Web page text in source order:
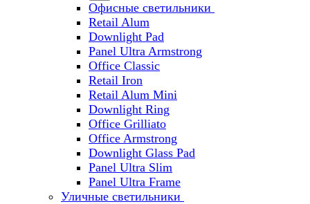
Офисные светильники
Retail Alum
Downlight Pad
Panel Ultra Armstrong
Office Classic
Retail Iron
Retail Alum Mini
Downlight Ring
Office Grilliato
Office Armstrong
Downlight Glass Pad
Panel Ultra Slim
Panel Ultra Frame
Уличные светильники